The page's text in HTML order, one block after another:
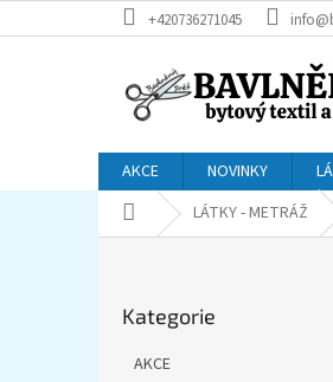
na
+420736271045
AKCE NOVINKY
Domů LÁTKY - METRÁŽ
kategorie
Kategorie
AKCE